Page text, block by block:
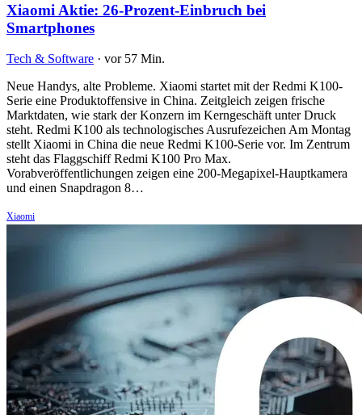
Xiaomi Aktie: 26-Prozent-Einbruch bei
Smartphones
Tech & Software · vor 57 Min.
Neue Handys, alte Probleme. Xiaomi startet mit der Redmi K100-
Serie eine Produktoffensive in China. Zeitgleich zeigen frische
Marktdaten, wie stark der Konzern im Kerngeschäft unter Druck
steht. Redmi K100 als technologisches Ausrufezeichen Am Montag
stellt Xiaomi in China die neue Redmi K100-Serie vor. Im Zentrum
steht das Flaggschiff Redmi K100 Pro Max.
Vorabveröffentlichungen zeigen eine 200-Megapixel-Hauptkamera
und einen Snapdragon 8…
Xiaomi